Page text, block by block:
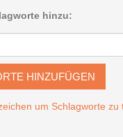
hinzu:
HINZUFÜGEN
um Schlagworte